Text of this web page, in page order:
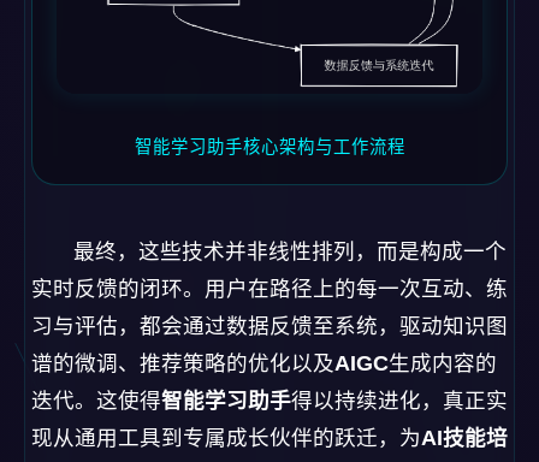
智能学习助手核心架构与工作流程
最终，这些技术并非线性排列，而是构成一个
实时反馈的闭环。用户在路径上的每一次互动、练
习与评估，都会通过数据反馈至系统，驱动知识图
谱的微调、推荐策略的优化以及AIGC生成内容的
迭代。这使得智能学习助手得以持续进化，真正实
现从通用工具到专属成长伙伴的跃迁，为AI技能培